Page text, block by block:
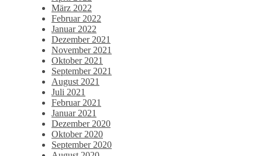
März 2022
Februar 2022
Januar 2022
Dezember 2021
November 2021
Oktober 2021
September 2021
August 2021
Juli 2021
Februar 2021
Januar 2021
Dezember 2020
Oktober 2020
September 2020